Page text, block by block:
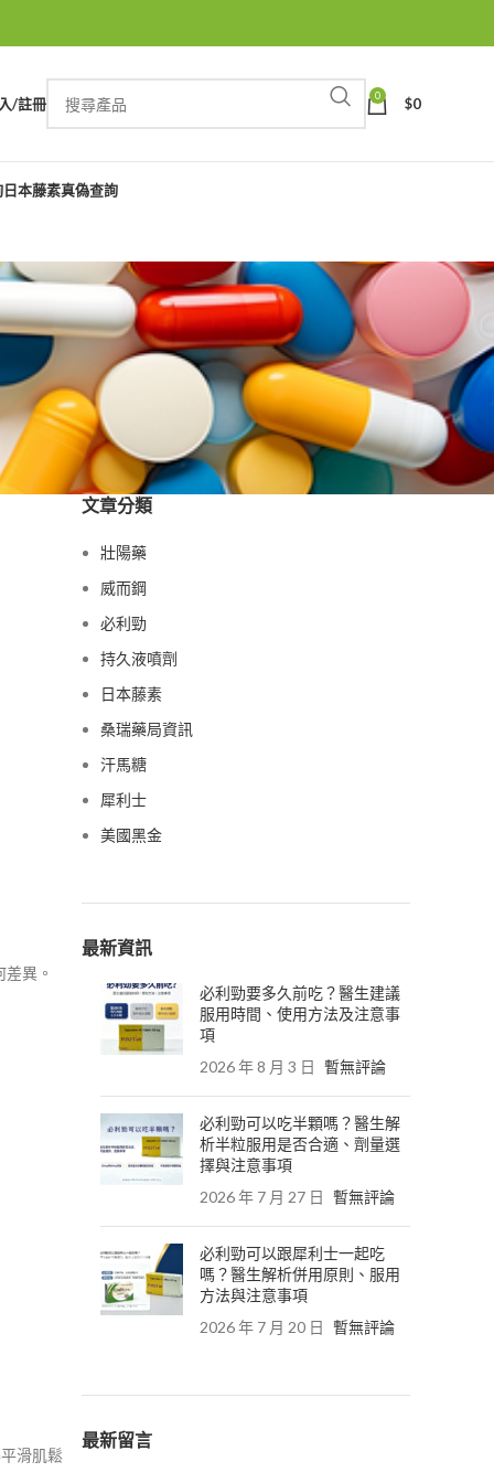
/註冊 0 $0
日本藤素真偽查詢
異。
滑肌鬆
文章分類
壯陽藥
威而鋼
必利勁
持久液噴劑
日本藤素
桑瑞藥局資訊
汗馬糖
犀利士
美國黑金
最新資訊
必利勁要多久前吃？醫生建議
服用時間、使用方法及注意事
項
2026 年 8 月 3 日 暫無評論
必利勁可以吃半顆嗎？醫生解
析半粒服用是否合適、劑量選
擇與注意事項
2026 年 7 月 27 日 暫無評論
必利勁可以跟犀利士一起吃
嗎？醫生解析併用原則、服用
方法與注意事項
2026 年 7 月 20 日 暫無評論
最新留言